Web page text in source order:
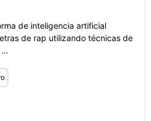
de inteligencia artificial
de rap utilizando técnicas de